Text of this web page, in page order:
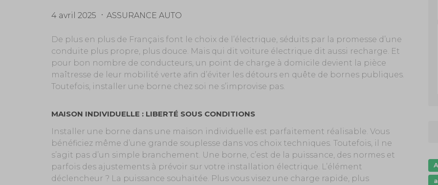
4 avril 2025 ASSURANCE AUTO
De plus en plus de Français font le choix de l’électrique, séduits par la promesse d’une
conduite plus propre, plus douce. Mais qui dit voiture électrique dit aussi recharge. Et
pour bon nombre de conducteurs, un point de charge à domicile devient la pièce
maîtresse de leur mobilité verte afin d’éviter les détours en quête de bornes publiques.
Toutefois, installer une borne chez soi ne s’improvise pas.
MAISON INDIVIDUELLE : LIBERTÉ SOUS CONDITIONS
Installer une borne dans une maison individuelle est parfaitement réalisable. Vous
bénéficiez même d’une grande souplesse dans vos choix techniques. Toutefois, il ne
s’agit pas d’un simple branchement. Une borne, c’est de la puissance, des normes et
parfois des ajustements à prévoir sur votre installation électrique. L’élément
déclencheur ? La puissance souhaitée. Plus vous visez une charge rapide, plus